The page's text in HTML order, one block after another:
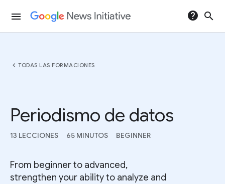
menu help search
chevron_left TODAS LAS FORMACIONES
Periodismo de datos
13 LECCIONES 65 MINUTOS BEGINNER
From beginner to advanced,
strengthen your ability to analyze and